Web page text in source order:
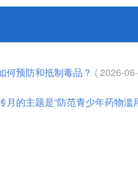
先请给大
防宣传教
作的？
何预防和抵制毒品？ ( 2026-
月的主题是“防范青少年药物滥